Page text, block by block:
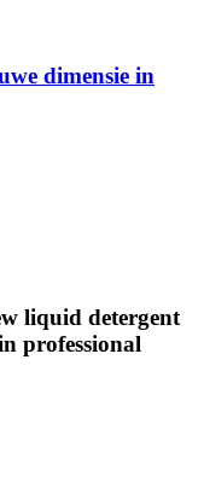
dimensie in
liquid detergent
professional